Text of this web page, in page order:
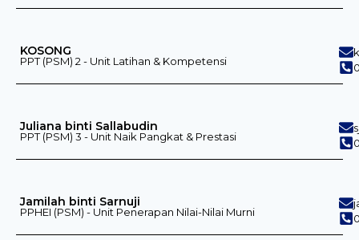
KOSONG
PPT (PSM) 2 - Unit Latihan & Kompetensi
Juliana binti Sallabudin
PPT (PSM) 3 - Unit Naik Pangkat & Prestasi
Jamilah binti Sarnuji
PPHEI (PSM) - Unit Penerapan Nilai-Nilai Murni